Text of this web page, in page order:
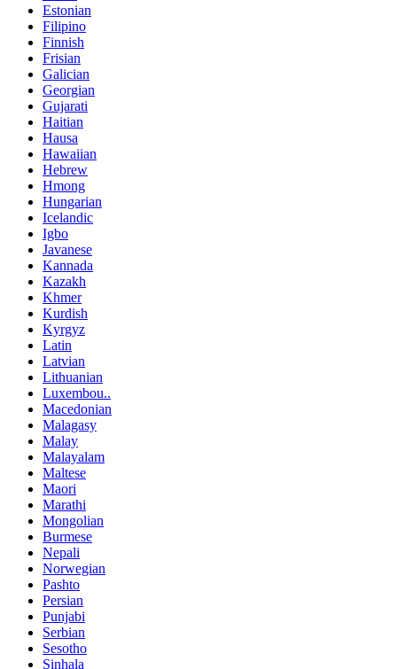
Estonian
Filipino
Finnish
Frisian
Galician
Georgian
Gujarati
Haitian
Hausa
Hawaiian
Hebrew
Hmong
Hungarian
Icelandic
Igbo
Javanese
Kannada
Kazakh
Khmer
Kurdish
Kyrgyz
Latin
Latvian
Lithuanian
Luxembou..
Macedonian
Malagasy
Malay
Malayalam
Maltese
Maori
Marathi
Mongolian
Burmese
Nepali
Norwegian
Pashto
Persian
Punjabi
Serbian
Sesotho
Sinhala